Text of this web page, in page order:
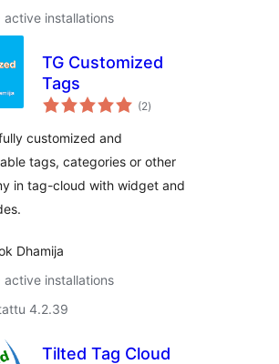
active installations
TG Customized
Tags
(2arvosanat
yhteensä
)
customized and
tags, categories or other
in tag-cloud with widget and
Dhamija
active installations
4.2.39
Tilted Tag Cloud